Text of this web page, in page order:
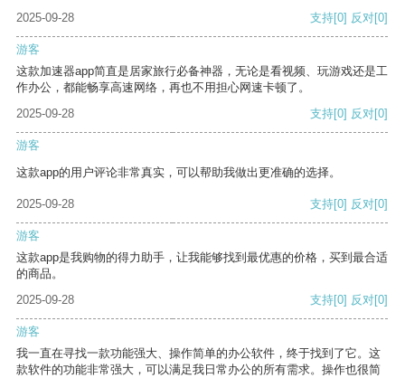
2025-09-28
支持[0] 反对[0]
游客
这款加速器app简直是居家旅行必备神器，无论是看视频、玩游戏还是工
作办公，都能畅享高速网络，再也不用担心网速卡顿了。
2025-09-28
支持[0] 反对[0]
游客
这款app的用户评论非常真实，可以帮助我做出更准确的选择。
2025-09-28 支持[0] 反对[0]
游客
这款app是我购物的得力助手，让我能够找到最优惠的价格，买到最合适
的商品。
2025-09-28
支持[0] 反对[0]
游客
我一直在寻找一款功能强大、操作简单的办公软件，终于找到了它。这
款软件的功能非常强大，可以满足我日常办公的所有需求。操作也很简